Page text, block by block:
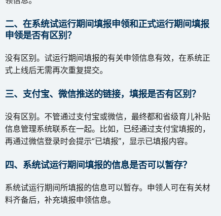
二、在系统试运行期间填报申领和正式运行期间填报
申领是否有区别？
没有区别。试运行期间填报的有关申领信息有效，在系统正
式上线后无需再次重复提交。
三、支付宝、微信推送的链接，填报是否有区别？
没有区别。不管通过支付宝或微信，最终都和省级育儿补贴
信息管理系统联系在一起。比如，已经通过支付宝填报的，
再通过微信登录时会提示“已填报”，显示已填报内容。
四、系统试运行期间填报的信息是否可以暂存？
系统试运行期间所填报的信息可以暂存。申领人可在有关材
料齐备后，补充填报申领信息。